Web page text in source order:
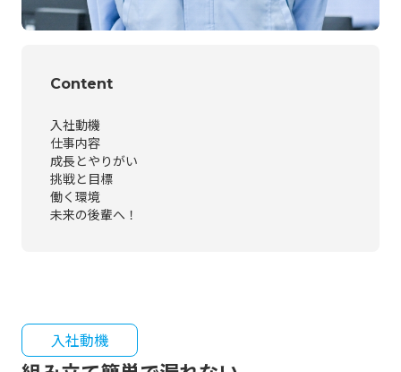
Content
入社動機
仕事内容
成長とやりがい
挑戦と目標
働く環境
未来の後輩へ！
入社動機